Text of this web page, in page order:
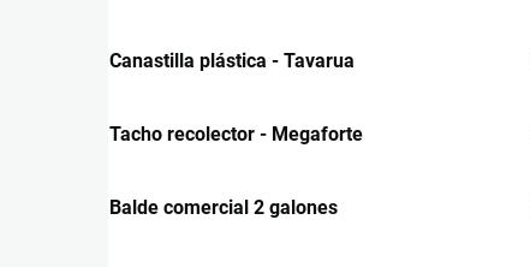
Canastilla plástica - Tavarua
Tacho recolector - Megaforte
Balde comercial 2 galones